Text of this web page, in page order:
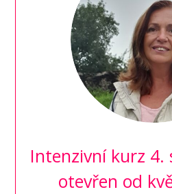
Intenzivní kurz 4.
otevřen od